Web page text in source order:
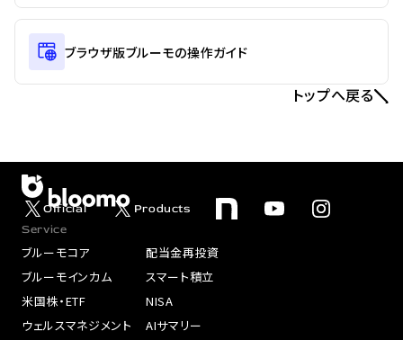
ブラウザ版ブルーモの操作ガイド
トップへ戻る
Official
Products
Service
ブルーモコア
ブルーモインカム
米国株・ETF
ウェルスマネジメント
配当金再投資
スマート積立
NISA
AIサマリー